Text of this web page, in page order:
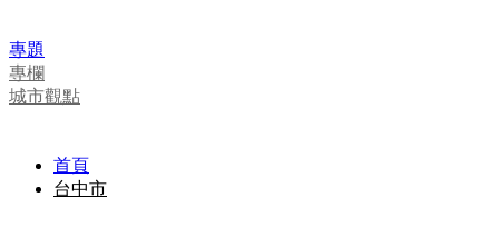
專題
專欄
城市觀點
首頁
台中市